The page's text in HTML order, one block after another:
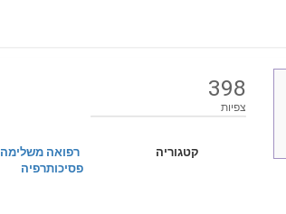
398
צפיות
קטגוריה רפואה משלימה
פסיכותרפיה